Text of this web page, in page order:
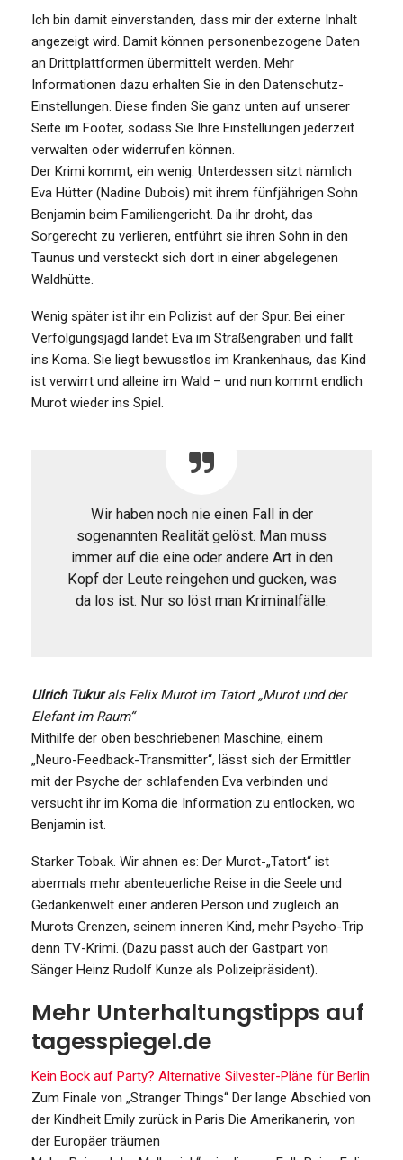
Ich bin damit einverstanden, dass mir der externe Inhalt
angezeigt wird. Damit können personenbezogene Daten
an Drittplattformen übermittelt werden. Mehr
Informationen dazu erhalten Sie in den Datenschutz-
Einstellungen. Diese finden Sie ganz unten auf unserer
Seite im Footer, sodass Sie Ihre Einstellungen jederzeit
verwalten oder widerrufen können.
Der Krimi kommt, ein wenig. Unterdessen sitzt nämlich
Eva Hütter (Nadine Dubois) mit ihrem fünfjährigen Sohn
Benjamin beim Familiengericht. Da ihr droht, das
Sorgerecht zu verlieren, entführt sie ihren Sohn in den
Taunus und versteckt sich dort in einer abgelegenen
Waldhütte.
Wenig später ist ihr ein Polizist auf der Spur. Bei einer
Verfolgungsjagd landet Eva im Straßengraben und fällt
ins Koma. Sie liegt bewusstlos im Krankenhaus, das Kind
ist verwirrt und alleine im Wald – und nun kommt endlich
Murot wieder ins Spiel.
Wir haben noch nie einen Fall in der
sogenannten Realität gelöst. Man muss
immer auf die eine oder andere Art in den
Kopf der Leute reingehen und gucken, was
da los ist. Nur so löst man Kriminalfälle.
Ulrich Tukurals Felix Murot im Tatort „Murot und der
Elefant im Raum“
Mithilfe der oben beschriebenen Maschine, einem
„Neuro-Feedback-Transmitter“, lässt sich der Ermittler
mit der Psyche der schlafenden Eva verbinden und
versucht ihr im Koma die Information zu entlocken, wo
Benjamin ist.
Starker Tobak. Wir ahnen es: Der Murot-„Tatort“ ist
abermals mehr abenteuerliche Reise in die Seele und
Gedankenwelt einer anderen Person und zugleich an
Murots Grenzen, seinem inneren Kind, mehr Psycho-Trip
denn TV-Krimi. (Dazu passt auch der Gastpart von
Sänger Heinz Rudolf Kunze als Polizeipräsident).
Mehr Unterhaltungstipps auf
tagesspiegel.de
Kein Bock auf Party? Alternative Silvester-Pläne für Berlin
Zum Finale von „Stranger Things“ Der lange Abschied von
der Kindheit Emily zurück in Paris Die Amerikanerin, von
der Europäer träumen